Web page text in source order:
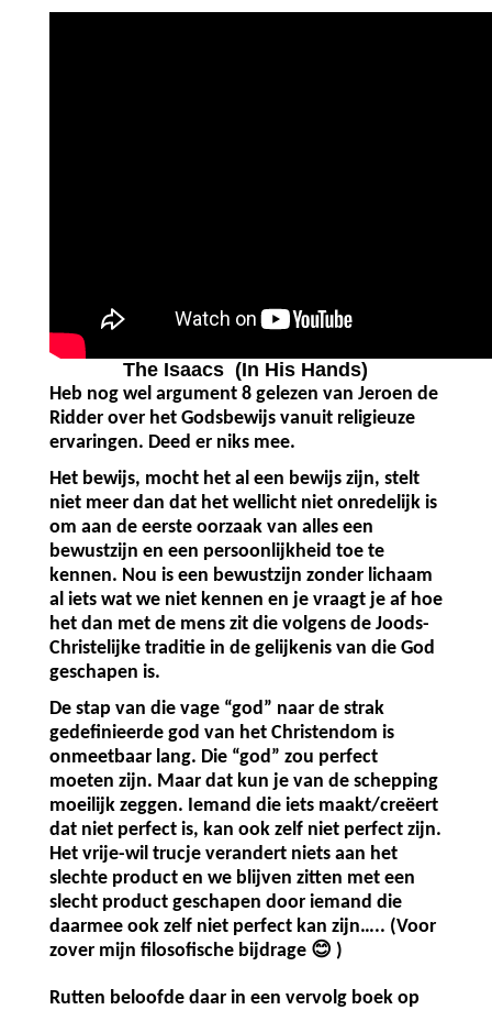
The Isaacs (In His Hands)
Heb nog wel argument 8 gelezen van Jeroen de
Ridder over het Godsbewijs vanuit religieuze
ervaringen. Deed er niks mee.
Het bewijs, mocht het al een bewijs zijn, stelt
niet meer dan dat het wellicht niet onredelijk is
om aan de eerste oorzaak van alles een
bewustzijn en een persoonlijkheid toe te
kennen. Nou is een bewustzijn zonder lichaam
al iets wat we niet kennen en je vraagt je af hoe
het dan met de mens zit die volgens de Joods-
Christelijke traditie in de gelijkenis van die God
geschapen is.
De stap van die vage “god” naar de strak
gedefinieerde god van het Christendom is
onmeetbaar lang. Die “god” zou perfect
moeten zijn. Maar dat kun je van de schepping
moeilijk zeggen. Iemand die iets maakt/creëert
dat niet perfect is, kan ook zelf niet perfect zijn.
Het vrije-wil trucje verandert niets aan het
slechte product en we blijven zitten met een
slecht product geschapen door iemand die
daarmee ook zelf niet perfect kan zijn….. (Voor
zover mijn filosofische bijdrage 😊 )
Rutten beloofde daar in een vervolg boek op